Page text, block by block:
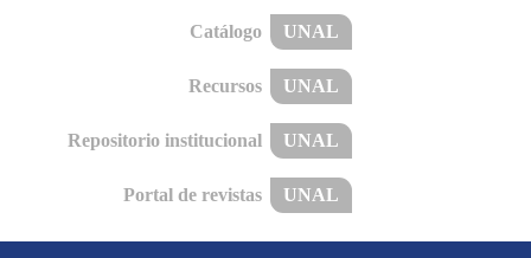
Catálogo UNAL
Recursos UNAL
Repositorio institucional UNAL
Portal de revistas UNAL